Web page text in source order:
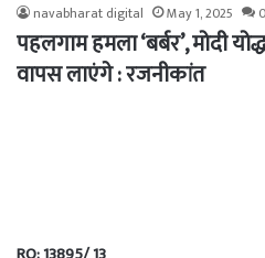
navabharat digital May 1, 2025 0
पहलगाम हमला ‘बर्बर’, मोदी
वापस लाएंगे : रजनीकांत